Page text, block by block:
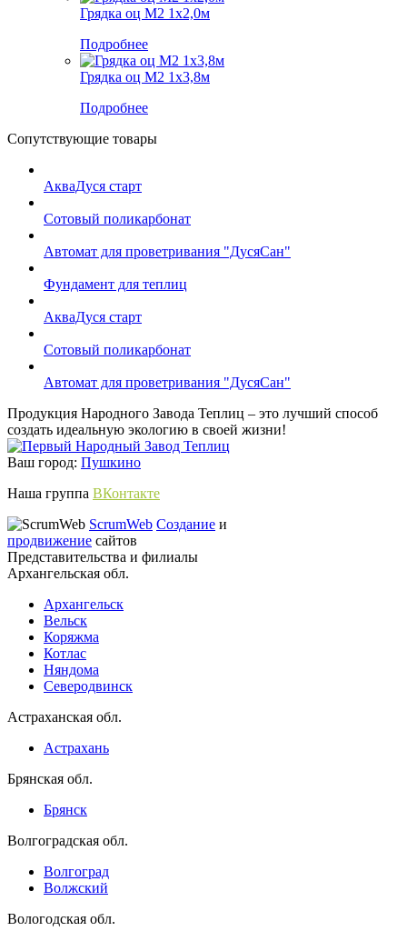
Грядка оц М2 1х2,0м
Подробнее
Грядка оц М2 1х3,8м
Подробнее
Сопутствующие товары
АкваДуся старт
Сотовый поликарбонат
Автомат для проветривания "ДусяСан"
Фундамент для теплиц
АкваДуся старт
Сотовый поликарбонат
Автомат для проветривания "ДусяСан"
Продукция Народного Завода Теплиц – это лучший способ
создать идеальную экологию в своей жизни!
Ваш город: Пушкино
Наша группа ВКонтакте
ScrumWeb Создание и
продвижение сайтов
Представительства и филиалы
Архангельская обл.
Архангельск
Вельск
Коряжма
Котлас
Няндома
Северодвинск
Астраханская обл.
Астрахань
Брянская обл.
Брянск
Волгоградская обл.
Волгоград
Волжский
Вологодская обл.